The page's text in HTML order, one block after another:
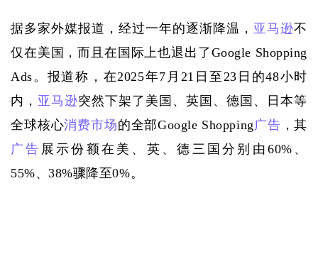
据多家外媒报道，经过一年的逐渐降温， 亚马逊不
仅在美国，而且在国际上也退出了Google Shopping
Ads。报道称，在2025年7月21日至23日的48小时
内， 亚马逊突然下架了美国、英国、德国、日本等
全球核心消费市场的全部Google Shopping 广告 ，其
广告 展示份额在美、英、德三国分别由60%、
55%、38%骤降至0%。